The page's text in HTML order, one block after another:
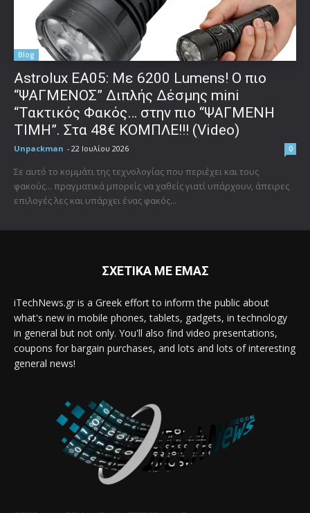
Blog
Astrolux ΕΑ05: Με 6200 Lumens! Ο πιο
“ΨΑΓΜΕΝΟΣ” Διπλής Δέσμης mini
“Τακτικός Φακός… στην πιο “ΨΑΓΜΕΝΗ
ΤΙΜΗ”. Στα 48€ ΚΟΜΠΛΕ!!! (Video)
Unpackman - 22 Ιουλίου 2026 0
Σε αυτό το κομμάτι της τεχνολογίας που περιέχει και τους
φακούς... πραγματικά μπορείς να χαθείς γιατί υπάρχουν, άπειρες
επιλογές λες και υπάρχει ένας φακός...
ΣΧΕΤΙΚΑ ΜΕ ΕΜΑΣ
iTechNews.gr is a Greek effort to inform the public about
what's new in mobile phones, tablets, gadgets, in technology
in general but not only. You'll also find video presentations,
coupons for bargain purchases, and lots and lots of interesting
general news!